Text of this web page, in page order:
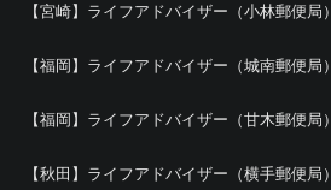
【宮崎】ライフアドバイザー（小林郵便局）
【福岡】ライフアドバイザー（城南郵便局）
【福岡】ライフアドバイザー（甘木郵便局）
【秋田】ライフアドバイザー（横手郵便局）